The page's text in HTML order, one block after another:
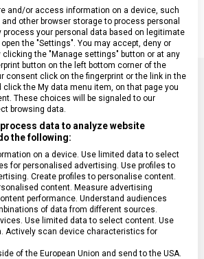
PRODUKTU
Kuchyňské vybavení
24 měsíců
and/or access information on a device, such
other browser storage to process personal
process your personal data based on legitimate
the "Settings". You may accept, deny or
the "Manage settings" button or at any
button on the left bottom corner of the
consent click on the fingerprint or the link in the
the My data menu item, on that page you
These choices will be signaled to our
browsing data.
data to analyze website
the following:
on a device. Use limited data to select
for personalised advertising. Use profiles to
Create profiles to personalise content.
content. Measure advertising
performance. Understand audiences
of data from different sources.
Use limited data to select content. Use
Actively scan device characteristics for
of the European Union and send to the USA.